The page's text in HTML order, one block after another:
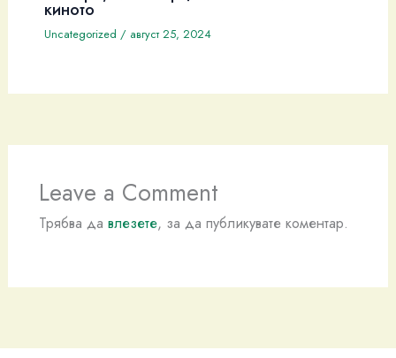
киното
Uncategorized / август 25, 2024
Leave a Comment
Трябва да влезете, за да публикувате коментар.